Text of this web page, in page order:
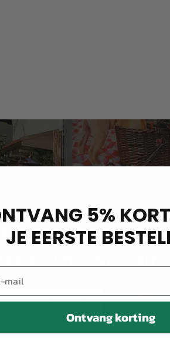
350 m²
naar de winkel
5%
JE EERSTE
Ontvang korting